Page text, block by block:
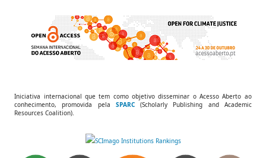
Iniciativa internacional que tem como objetivo disseminar o Acesso Aberto ao
conhecimento, promovida pela SPARC(Scholarly Publishing and Academic
Resources Coalition).